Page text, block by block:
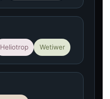
Heliotrop Wetiwer